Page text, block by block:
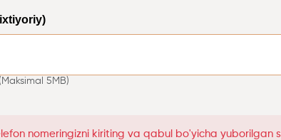
5MB)
nomeringizni kiriting va qabul bo'yicha yuborilgan